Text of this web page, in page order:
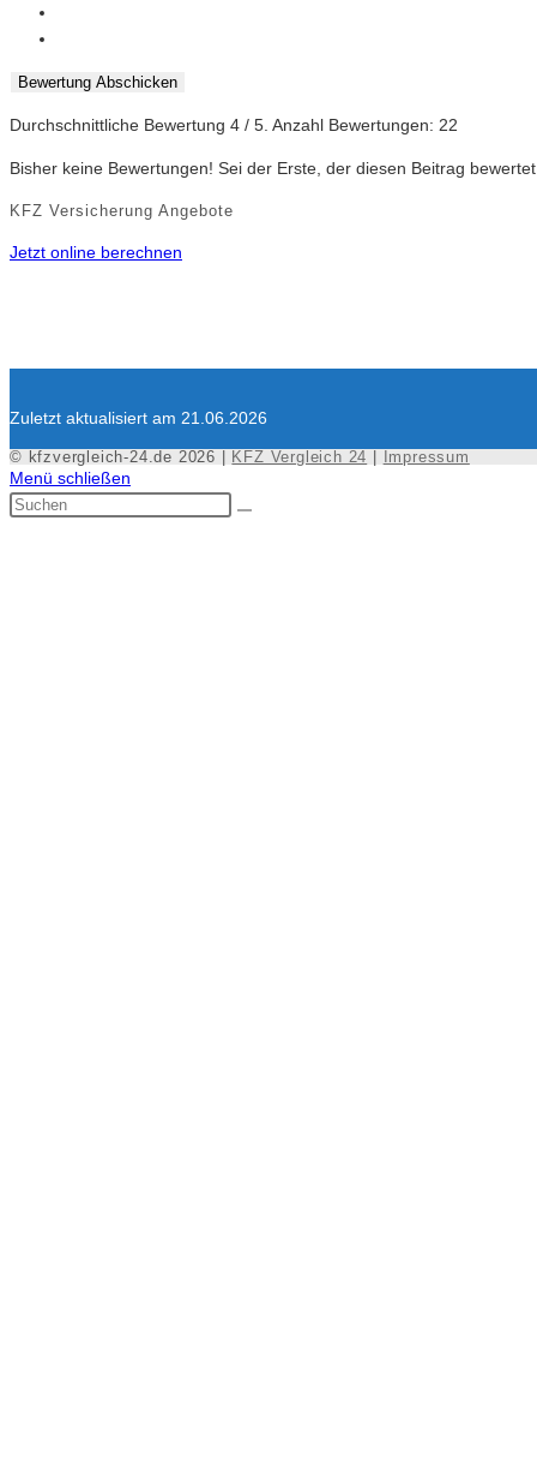
Bewertung Abschicken
Durchschnittliche Bewertung 4 / 5. Anzahl Bewertungen: 22
Bisher keine Bewertungen! Sei der Erste, der diesen Beitrag
KFZ Versicherung Angebote
Jetzt online berechnen
Zuletzt aktualisiert am 21.06.2026
© kfzvergleich-24.de 2026 | KFZ Vergleich 24 Impressum
Menü schließen